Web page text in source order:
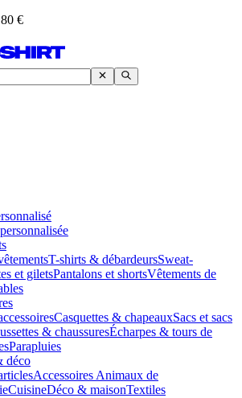
€
T-shirts & débardeursSweat-
et giletsPantalons et shortsVêtements de
Casquettes & chapeauxSacs et sacs
& chaussuresÉcharpes & tours de
Parapluies
déco
Accessoires Animaux de
CuisineDéco & maisonTextiles